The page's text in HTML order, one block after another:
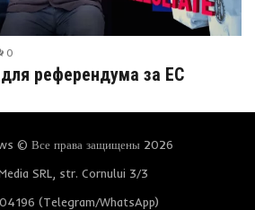
0
референдума за ЕС
© Все права защищены 2026
SRL, str. Cornului 3/3
(Telegram/WhatsApp)